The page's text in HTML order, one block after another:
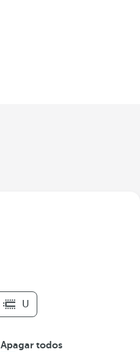
U
Apagar todos